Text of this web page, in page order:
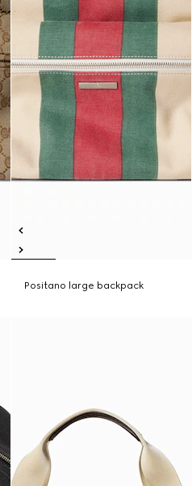
Positano large backpack